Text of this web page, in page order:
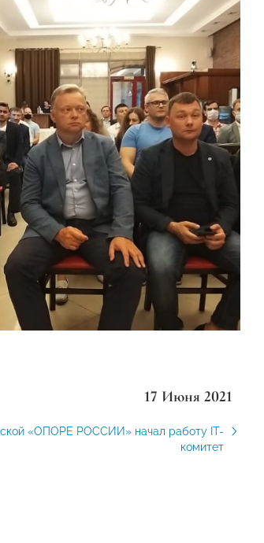
17 Июня 2021
«ОПОРЕ РОССИИ» начал работу IT-
комитет